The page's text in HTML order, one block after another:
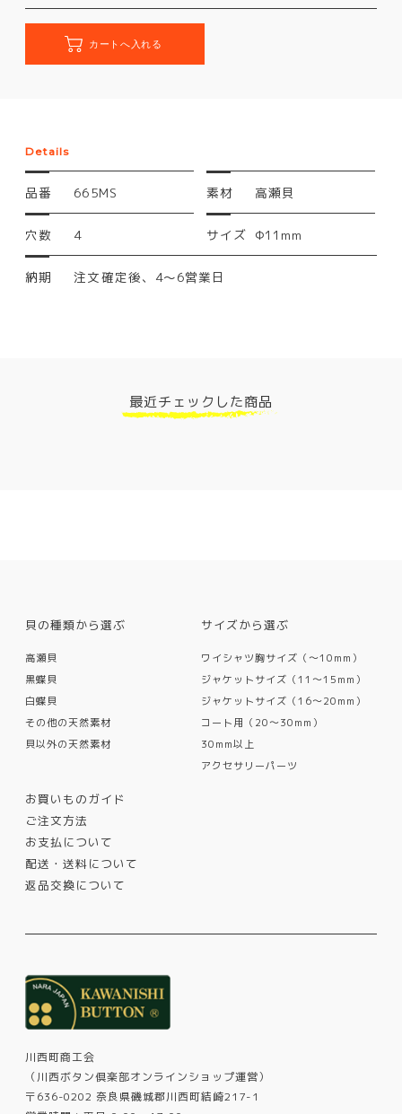
Details
品番 665MS 素材 高瀬貝
穴数 4 サイズ Φ11mm
納期 注文確定後、4～6営業日
最近チェックした商品
貝の種類から選ぶ
高瀬貝
黒蝶貝
白蝶貝
その他の天然素材
貝以外の天然素材
サイズから選ぶ
ワイシャツ胸サイズ（〜10mm）
ジャケットサイズ（11〜15mm）
ジャケットサイズ（16〜20mm）
コート用（20〜30mm）
30mm以上
アクセサリーパーツ
お買いものガイド
ご注文方法
お支払について
配送・送料について
返品交換について
川西町商工会
（川西ボタン倶楽部オンラインショップ運営）
〒636-0202 奈良県磯城郡川西町結崎217-1